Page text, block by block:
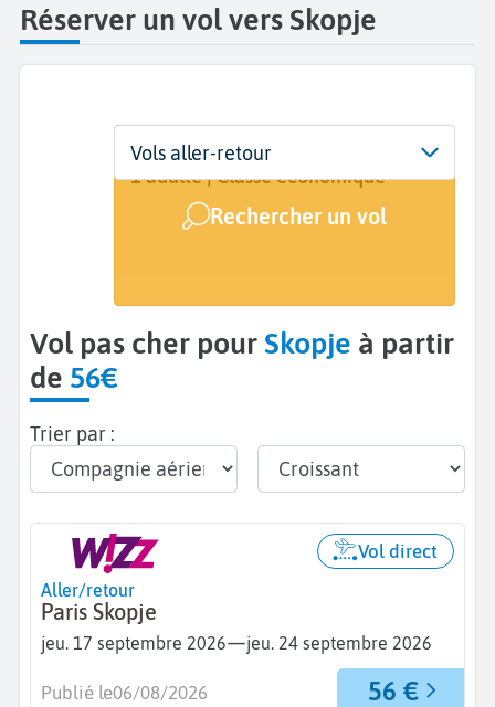
Réserver un vol vers Skopje
Départ
De...
Dates
Dates de votre voyage
Voyageurs | Classe
1 adulte | Classe économique
Rechercher un vol
Vols aller-retour
Vol pas cher pourSkopje à partir
de 56€
Trier par :
Aller/retour
Paris Skopje
jeu. 17 septembre 2026—jeu. 24 septembre 2026
Vol direct
56 €
Publié le06/08/2026